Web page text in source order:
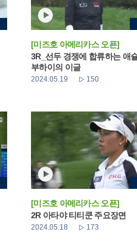
[미즈호 아메리카스 오픈]
3R_선두 경쟁에 합류하는 애
부하이의 이글
2024.05.19 150
[미즈호 아메리카스 오픈]
2R 아타야 티티쿤 주요장면
2024.05.18 173